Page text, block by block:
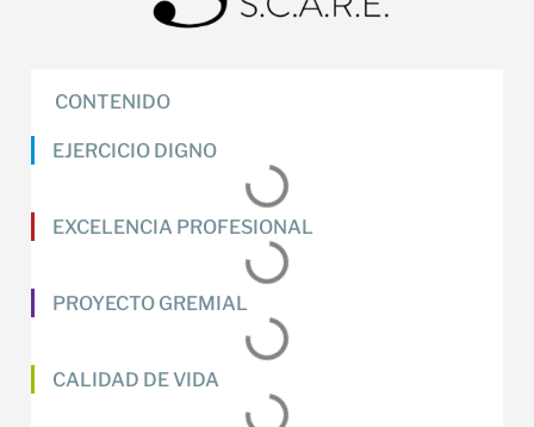
CONTENIDO
EJERCICIO DIGNO
EXCELENCIA PROFESIONAL
PROYECTO GREMIAL
CALIDAD DE VIDA